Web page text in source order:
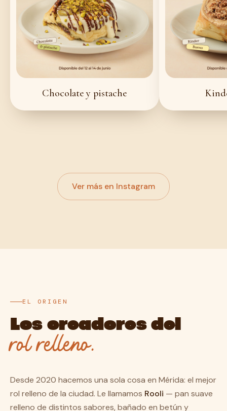
Chocolate y pistache
Ver más en Instagram
EL ORIGEN
Los creadores del
rol relleno.
Desde 2020 hacemos una sola cosa en Mérida: el mejor
rol relleno de la ciudad. Le llamamos Rooli — pan suave
relleno de distintos sabores, bañado en betún y